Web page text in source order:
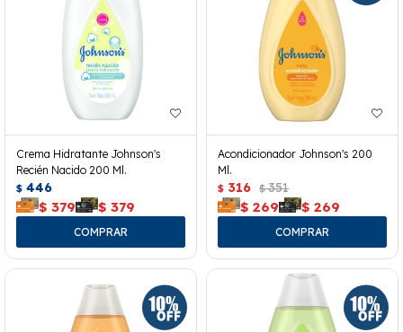
Crema Hidratante Johnson's
Recién Nacido 200 Ml.
$ 446
$ 379 $ 379
Acondicionador Johnson's 200
Ml.
$ 316 $ 351
$ 269 $ 269